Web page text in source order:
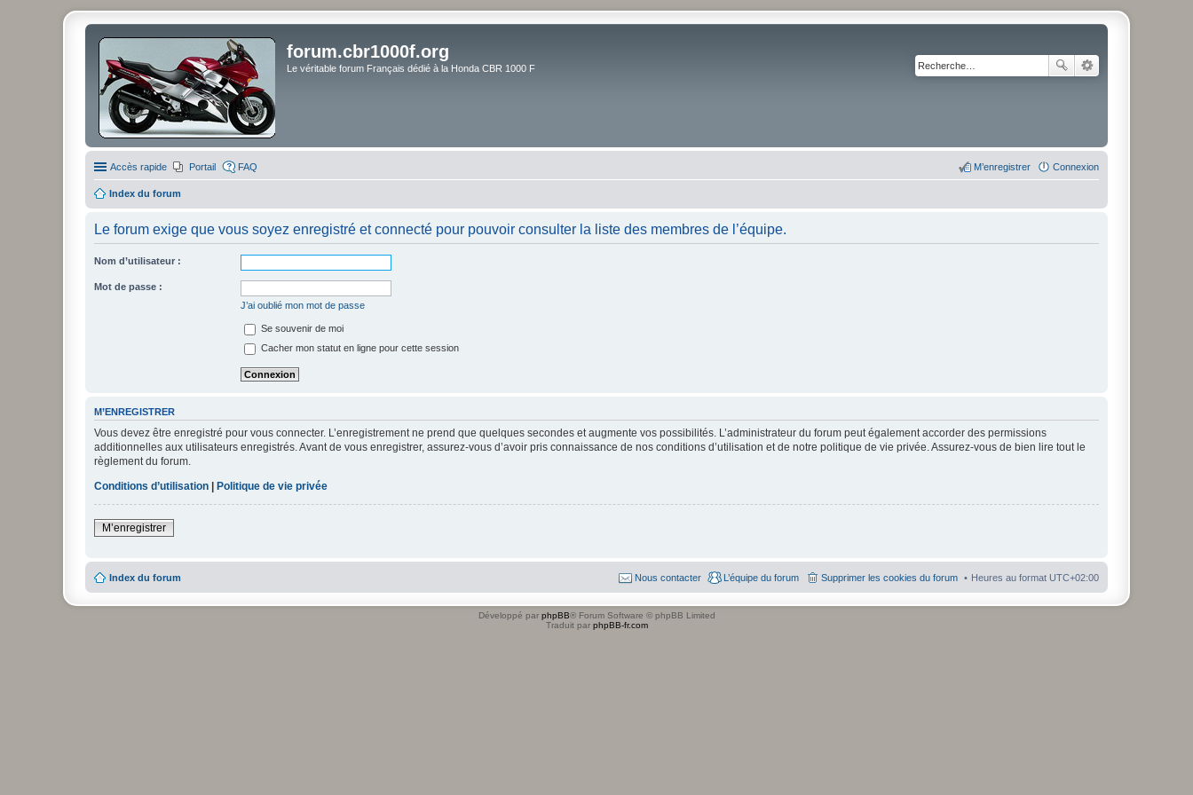
forum.cbr1000f.org
Le véritable forum Français dédié à la Honda CBR 1000 F
Accès rapide Portail FAQ Connexion
M’enregistrer
Index du forum
Le forum exige que vous soyez enregistré et connecté pour pouvoir consulter la liste des membres de l’équipe.
Nom d’utilisateur :
Mot de passe :
J’ai oublié mon mot de passe
Se souvenir de moi
Cacher mon statut en ligne pour cette session
M’ENREGISTRER
Vous devez être enregistré pour vous connecter. L’enregistrement ne prend que quelques secondes et augmente vos possibilités. L’administrateur du forum peut également accorder des permissions
additionnelles aux utilisateurs enregistrés. Avant de vous enregistrer, assurez-vous d’avoir pris connaissance de nos conditions d’utilisation et de notre politique de vie privée. Assurez-vous de bien lire tout le
règlement du forum.
Conditions d’utilisation | Politique de vie privée
M’enregistrer
Index du forum Heures au format UTC+02:00
Supprimer les cookies du forum
L’équipe du forum
Nous contacter
Développé par phpBB® Forum Software © phpBB Limited
Traduit par phpBB-fr.com